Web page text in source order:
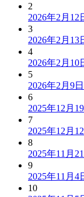
2
2026年2月
3
2026年2月
4
2026年2月
5
2026年2月9
6
2025年12月
7
2025年12月
8
2025年11月
9
2025年11月
10